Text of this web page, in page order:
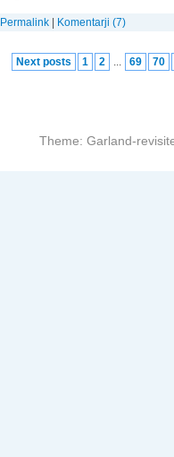
Permalink | Komentarji (7)
Next posts 1 2 ... 69 70
Theme: Garland-